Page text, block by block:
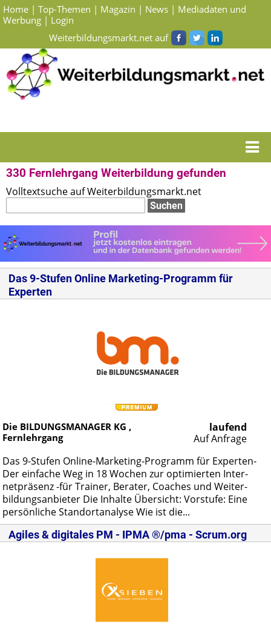
Home | Top-Themen | Magazin | News | Mediadaten und
Werbung | Login
Weiterbildungsmarkt.net auf
330 Fernlehrgang Weiterbildung gefunden
Volltextsuche auf Weiterbildungsmarkt.net
Das 9-Stufen Online Marketing-Programm für
Experten
laufend
Auf Anfrage
Die BILDUNGSMANAGER KG ,
Fernlehrgang
Das 9-Stu­fen On­line-Mar­ke­ting-Pro­gramm für Ex­per­ten­
Der ein­fa­che Weg in 18 Wo­chen zur op­ti­mier­ten In­ter­
net­prä­senz -für Trai­ner, Be­ra­ter, Coa­ches und Wei­ter­
bil­dungs­an­bie­ter Die In­hal­te Über­sicht: Vor­stu­fe: Ei­ne
per­sön­li­che Stand­ort­ana­ly­se Wie ist die...
Agiles & digitales PM - IPMA ®/pma - Scrum.org